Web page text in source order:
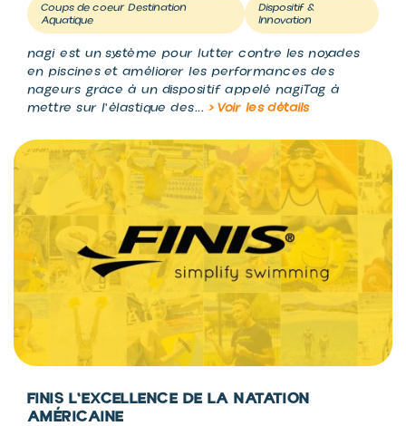
Coups de coeur Destination
Aquatique
Dispositif &
Innovation
nagi est un système pour lutter contre les noyades
en piscines et améliorer les performances des
nageurs grâce à un dispositif appelé nagiTag à
mettre sur l'élastique des... > Voir les détails
FINIS L'EXCELLENCE DE LA NATATION
AMÉRICAINE